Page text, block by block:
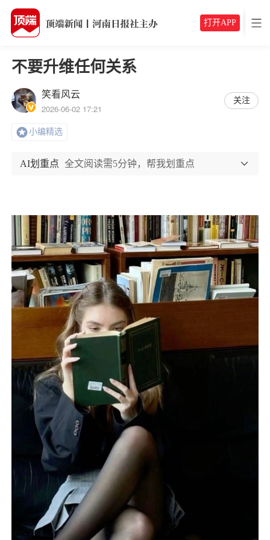
打开APP
不要升维任何关系
笑看风云
2026-06-02 17:21
关注
小编精选
AI划重点 全文阅读需5分钟，帮我划重点